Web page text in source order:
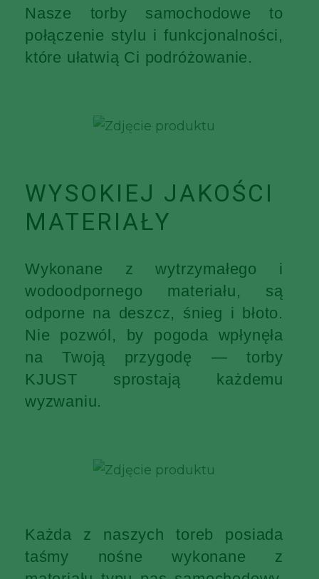
Nasze torby samochodowe to
połączenie stylu i funkcjonalności,
które ułatwią Ci podróżowanie.
WYSOKIEJ JAKOŚCI
MATERIAŁY
Wykonane z wytrzymałego i
wodoodpornego materiału, są
odporne na deszcz, śnieg i błoto.
Nie pozwól, by pogoda wpłynęła
na Twoją przygodę — torby
KJUST sprostają każdemu
wyzwaniu.
Każda z naszych toreb posiada
taśmy nośne wykonane z